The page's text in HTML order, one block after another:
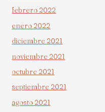
febrero 2022
enero 2022
diciembre 2021
noviembre 2021
octubre 2021
septiembre 2021
agosto 2021